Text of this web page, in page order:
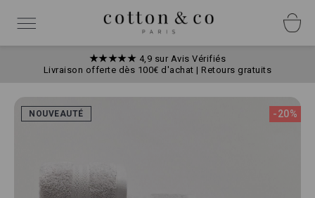
contenu
Basculer
★★★★★ 4,9 sur Avis Vérifiés
Livraison offerte dès 100€ d'achat | Retours gratuits
images
gallery
NOUVEAUTÉ -20%